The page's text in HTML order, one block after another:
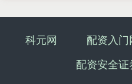
科元网 配资入门
配资安全